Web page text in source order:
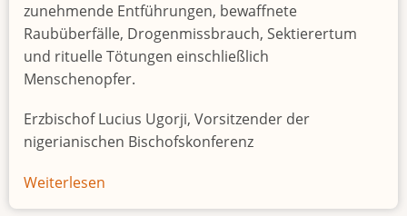
zunehmende Entführungen, bewaffnete
Raubüberfälle, Drogenmissbrauch, Sektierertum
und rituelle Tötungen einschließlich
Menschenopfer.
Erzbischof Lucius Ugorji, Vorsitzender der
nigerianischen Bischofskonferenz
Weiterlesen
Jugendarbeitslosigkeit